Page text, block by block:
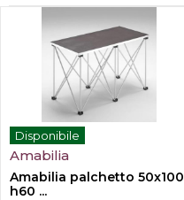
Disponibile
Amabilia
Amabilia palchetto 50x100
h60 ...